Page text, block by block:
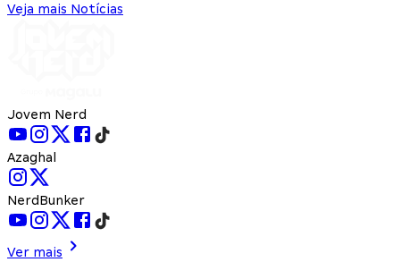
Veja mais Notícias
Jovem Nerd
Azaghal
NerdBunker
Ver mais